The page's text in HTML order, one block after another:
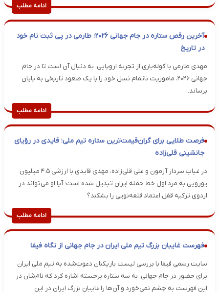
ادامه مطلب
آخرین رقص ستاره در جام جهانی ۲۰۲۶؛ طارمی در پی ثبت نام خود
در تاریخ
مهدی طارمی با کوله‌باری از تجربه اروپایی، به دنبال آن است تا در جام
جهانی ۲۰۲۶، ماموریت ناتمام نسل خود را با یک صعود تاریخی به پایان
برساند.
ادامه مطلب
فرصت طلایی برای گران‌قیمت‌ترین ستاره تیم ملی؛ قایدی در رؤیای
جانشینی قلی‌زاده
در غیاب سردار آزمون و علی قلی‌زاده، مهدی قایدی با ارزشی ۴.۵ میلیون
یورویی به مرد اول خط حمله ایران تبدیل شده است؛ آیا او می‌تواند در
اردوی ترکیه قفل اعتماد قلعه‌نویی را بشکند؟
ادامه مطلب
فهرست غایبان بزرگ تیم ملی ایران در جام جهانی از نگاه فیفا
سایت رسمی فیفا با بررسی لیست بازیکنان دعوت‌شده به تیم ملی ایران
برای حضور در جام جهانی، به سه ستاره برجسته اشاره کرد که نام‌شان در
این فهرست به چشم نمی‌خورد و آن‌ها را غایبان بزرگ ایران در این